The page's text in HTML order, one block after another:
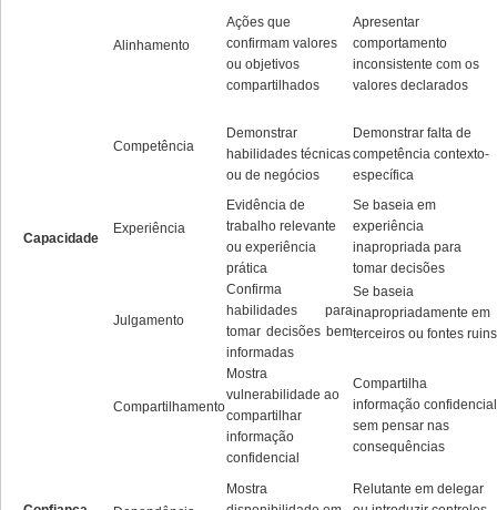
Alinhamento
Ações que
confirmam valores
ou objetivos
compartilhados
Apresentar
comportamento
inconsistente com os
valores declarados
Capacidade
Competência
Demonstrar
habilidades técnicas
ou de negócios
Demonstrar falta de
competência contexto-
específica
Experiência
Evidência de
trabalho relevante
ou experiência
prática
Se baseia em
experiência
inapropriada para
tomar decisões
Julgamento
Confirma
habilidades para
tomar decisões bem
informadas
Se baseia
inapropriadamente em
terceiros ou fontes ruins
Compartilhamento
Mostra
vulnerabilidade ao
compartilhar
informação
confidencial
Compartilha
informação confidencial
sem pensar nas
consequências
Mostra
Relutante em delegar